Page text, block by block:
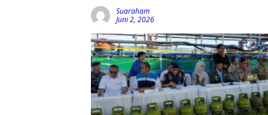
Suaraham
Juni 2, 2026